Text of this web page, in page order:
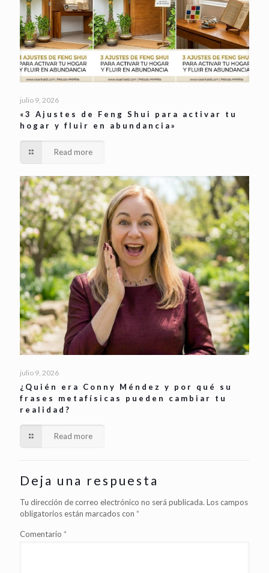
julio 9, 2026
«3 Ajustes de Feng Shui para activar tu
hogar y fluir en abundancia»
Read more
julio 9, 2026
¿Quién era Conny Méndez y por qué su
frases metafísicas pueden cambiar tu
realidad?
Read more
Deja una respuesta
Tu dirección de correo electrónico no será publicada. Los campos
obligatorios están marcados con *
Comentario *